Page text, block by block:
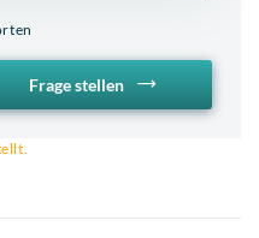
Frage stellen